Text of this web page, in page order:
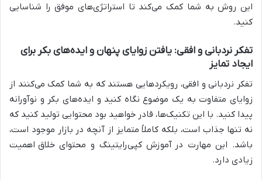
این روش به شما کمک می‌کند تا استراتژی‌های موفق را شناسایی
کنید.
تفکر نردبانی و افقی: یافتن زوایای پنهان و ایده‌های بکر برای
ایجاد تمایز
تفکر نردبانی و افقی، رویکردهایی هستند که به شما کمک می‌کنند از
زوایای متفاوت به یک موضوع نگاه کنید و ایده‌های بکر و نوآورانه
پیدا کنید. با این تکنیک‌ها، قادر خواهید بود محتوایی تولید کنید که
نه تنها جذاب است، بلکه کاملاً متمایز از آنچه در بازار موجود است،
باشد. این مهارت در آموزش کپی‌رایتینگ و محتوای خلاق اهمیت
زیادی دارد.